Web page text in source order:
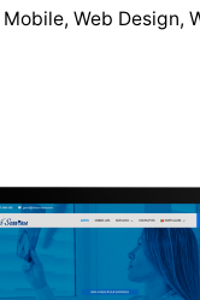
Mobile Web Design